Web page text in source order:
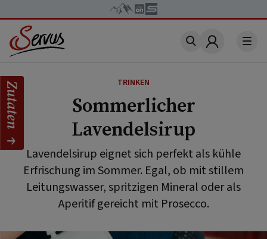
Account
TRINKEN
Sommerlicher
Lavendelsirup
Lavendelsirup eignet sich perfekt als kühle
Erfrischung im Sommer. Egal, ob mit stillem
Leitungswasser, spritzigen Mineral oder als
Aperitif gereicht mit Prosecco.
Zutaten